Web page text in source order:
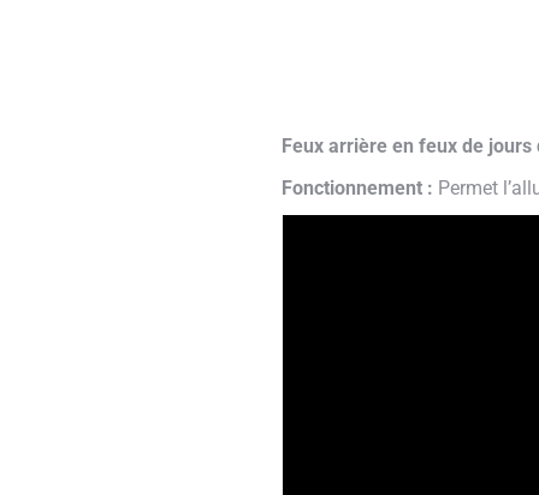
Feux arrière en feux de jours
Fonctionnement : Permet